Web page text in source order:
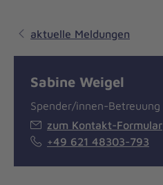
aktuelle Meldungen
Sabine Weigel
Spender/innen-Betreuung
zum Kontakt-Formular
+49 621 48303-793